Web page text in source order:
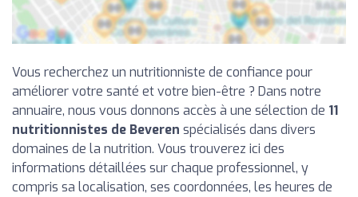
Vous recherchez un nutritionniste de confiance pour
améliorer votre santé et votre bien-être ? Dans notre
annuaire, nous vous donnons accès à une sélection de 11
nutritionnistes de Beveren spécialisés dans divers
domaines de la nutrition. Vous trouverez ici des
informations détaillées sur chaque professionnel, y
compris sa localisation, ses coordonnées, les heures de